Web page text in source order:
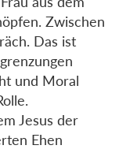
Zwischen
Das ist
und Moral
Jesus der
Ehen